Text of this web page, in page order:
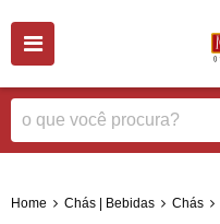
Home Chás | Bebidas Chás